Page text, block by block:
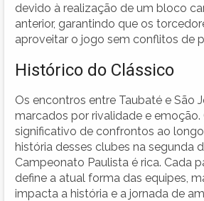
devido à realização de um bloco
anterior, garantindo que os
aproveitar o jogo sem conflitos de
Histórico do Clássico
Os encontros entre Taubaté e São
marcados por rivalidade e
significativo de confrontos ao
história desses clubes na segunda
Campeonato Paulista é rica. Cada
define a atual forma das equipes,
impacta a história e a jornada de